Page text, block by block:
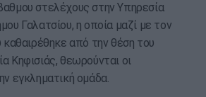
στελέχους στην Υπηρεσία
Γαλατσίου, η οποία μαζί με τον
καθαιρέθηκε από την θέση του
Κηφισιάς, θεωρούνται οι
εγκληματική ομάδα.